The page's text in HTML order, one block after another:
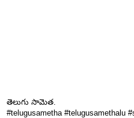
తెలుగు సామెత.
#telugusametha